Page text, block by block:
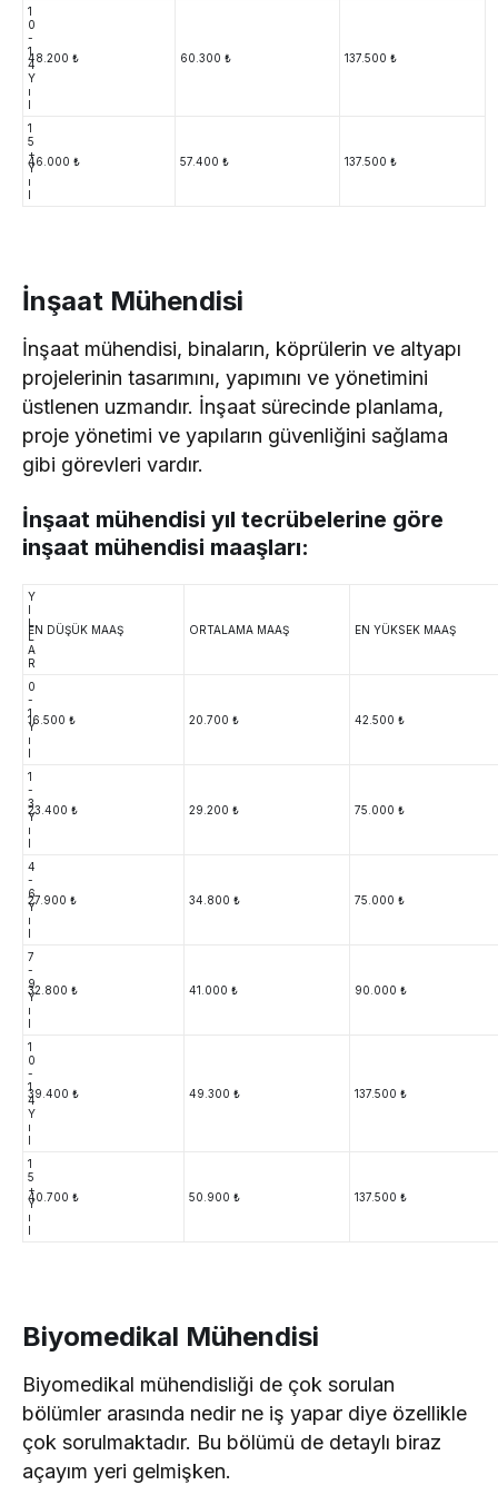
1
0
-
1
4
Y
ı
48.200 ₺ 60.300 ₺ 137.500 ₺
1
5
+
Y
ı
46.000 ₺ 57.400 ₺ 137.500 ₺
İnşaat Mühendisi
İnşaat mühendisi, binaların, köprülerin ve altyapı
projelerinin tasarımını, yapımını ve yönetimini
üstlenen uzmandır. İnşaat sürecinde planlama,
proje yönetimi ve yapıların güvenliğini sağlama
gibi görevleri vardır.
İnşaat mühendisi yıl tecrübelerine göre
inşaat mühendisi maaşları:
Y
L
L
A
R
EN DÜŞÜK MAAŞ ORTALAMA MAAŞ EN YÜKSEK MAAŞ
0
-
1
Y
ı
16.500 ₺ 20.700 ₺ 42.500 ₺
1
-
3
Y
ı
23.400 ₺ 29.200 ₺ 75.000 ₺
4
-
6
Y
ı
27.900 ₺ 34.800 ₺ 75.000 ₺
7
-
9
Y
ı
32.800 ₺ 41.000 ₺ 90.000 ₺
1
0
-
1
4
Y
ı
39.400 ₺ 49.300 ₺ 137.500 ₺
1
5
+
Y
ı
40.700 ₺ 50.900 ₺ 137.500 ₺
Biyomedikal Mühendisi
Biyomedikal mühendisliği de çok sorulan
bölümler arasında nedir ne iş yapar diye özellikle
çok sorulmaktadır. Bu bölümü de detaylı biraz
açayım yeri gelmişken.